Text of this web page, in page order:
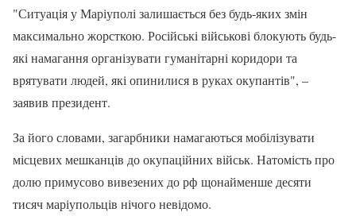
"Ситуація у Маріуполі залишається без будь-яких змін
максимально жорсткою. Російські військові блокують будь-
які намагання організувати гуманітарні коридори та
врятувати людей, які опинилися в руках окупантів", –
заявив президент.
За його словами, загарбники намагаються мобілізувати
місцевих мешканців до окупаційних військ. Натомість про
долю примусово вивезених до рф щонайменше десяти
тисяч маріупольців нічого невідомо.